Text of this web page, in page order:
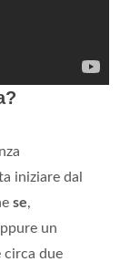
iniziare dal
se,
un
circa due